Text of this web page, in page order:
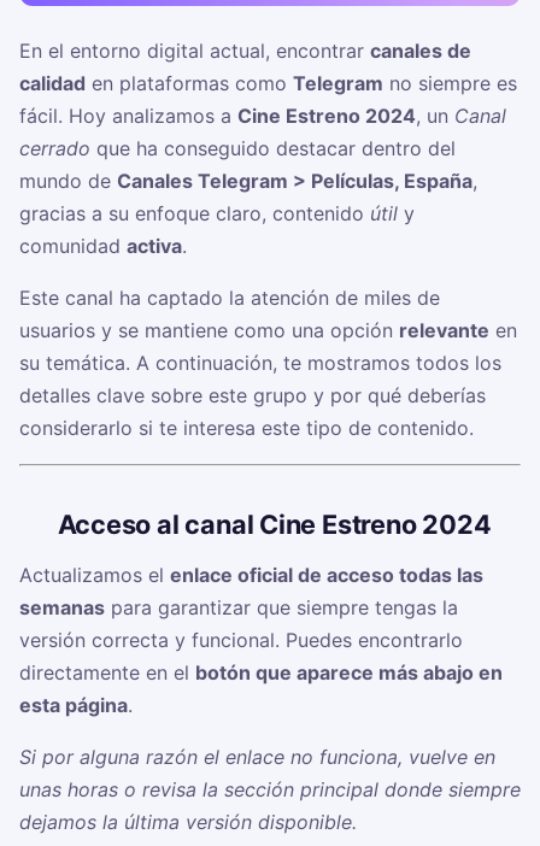
En el entorno digital actual, encontrar canales de
calidad en plataformas como Telegram no siempre es
fácil. Hoy analizamos a Cine Estreno 2024, un Canal
cerrado que ha conseguido destacar dentro del
mundo de Canales Telegram > Películas, España,
gracias a su enfoque claro, contenido útil y
comunidad activa.
Este canal ha captado la atención de miles de
usuarios y se mantiene como una opción relevante en
su temática. A continuación, te mostramos todos los
detalles clave sobre este grupo y por qué deberías
considerarlo si te interesa este tipo de contenido.
Acceso al canal Cine Estreno 2024
Actualizamos el enlace oficial de acceso todas las
semanas para garantizar que siempre tengas la
versión correcta y funcional. Puedes encontrarlo
directamente en el botón que aparece más abajo en
esta página.
Si por alguna razón el enlace no funciona, vuelve en
unas horas o revisa la sección principal donde siempre
dejamos la última versión disponible.